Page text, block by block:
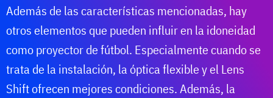
Además de las características mencionadas, hay
otros elementos que pueden influir en la idoneidad
como proyector de fútbol. Especialmente cuando se
trata de la instalación, la óptica flexible y el Lens
Shift ofrecen mejores condiciones. Además, la